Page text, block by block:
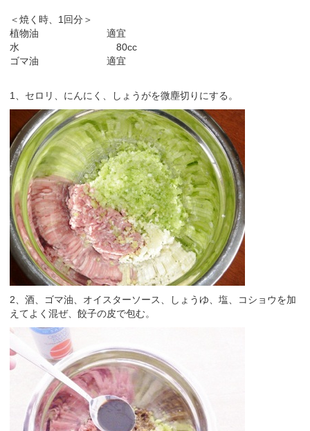
＜焼く時、1回分＞
植物油 適宜
水 80cc
ゴマ油 適宜
1、セロリ、にんにく、しょうがを微塵切りにする。
2、酒、ゴマ油、オイスターソース、しょうゆ、塩、コショウを加
えてよく混ぜ、餃子の皮で包む。